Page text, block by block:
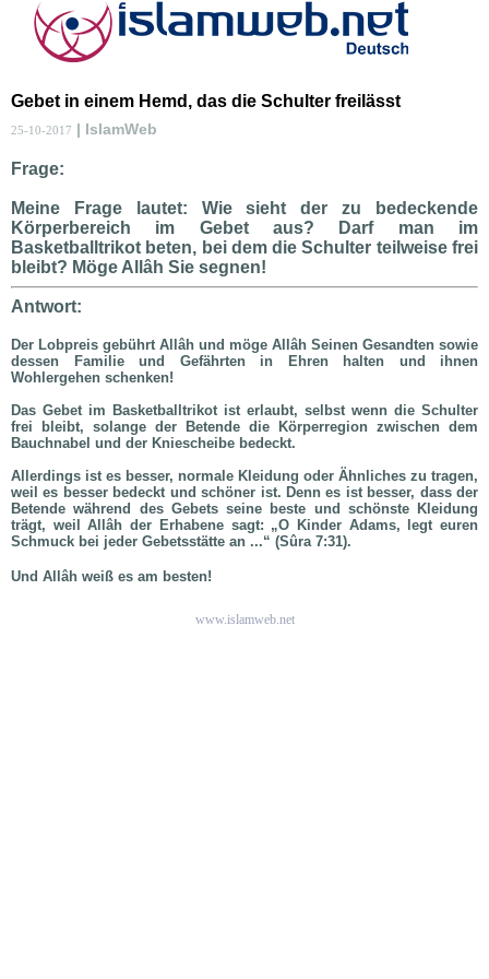
Gebet in einem Hemd, das die Schulter freilässt
25-10-2017 | IslamWeb
Frage:
Meine Frage lautet: Wie sieht der zu bedeckende
Körperbereich im Gebet aus? Darf man im
Basketballtrikot beten, bei dem die Schulter teilweise frei
bleibt? Möge Allâh Sie segnen!
Antwort:
Der Lobpreis gebührt Allâh und möge Allâh Seinen Gesandten sowie
dessen Familie und Gefährten in Ehren halten und ihnen
Wohlergehen schenken!
Das Gebet im Basketballtrikot ist erlaubt, selbst wenn die Schulter
frei bleibt, solange der Betende die Körperregion zwischen dem
Bauchnabel und der Kniescheibe bedeckt.
Allerdings ist es besser, normale Kleidung oder Ähnliches zu tragen,
weil es besser bedeckt und schöner ist. Denn es ist besser, dass der
Betende während des Gebets seine beste und schönste Kleidung
trägt, weil Allâh der Erhabene sagt: „O Kinder Adams, legt euren
Schmuck bei jeder Gebetsstätte an ...“ (Sûra 7:31).
Und Allâh weiß es am besten!
www.islamweb.net